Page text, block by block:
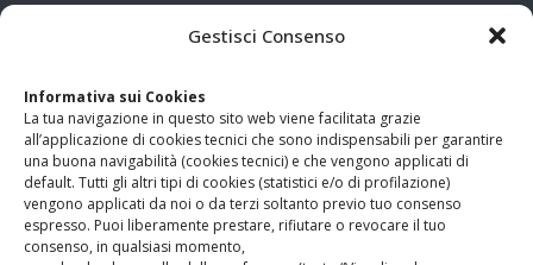
Gestisci Consenso
Informativa sui Cookies
La tua navigazione in questo sito web viene facilitata grazie
all’applicazione di cookies tecnici che sono indispensabili per garantire
una buona navigabilità (cookies tecnici) e che vengono applicati di
default. Tutti gli altri tipi di cookies (statistici e/o di profilazione)
vengono applicati da noi o da terzi soltanto previo tuo consenso
espresso. Puoi liberamente prestare, rifiutare o revocare il tuo
consenso, in qualsiasi momento,
www.odg.toscana.it – testata registrata presso il Tribunale di
Firenze al nr. 5208 dell’ 08.10.2002. Direttore responsabile:
Giampaolo Marchini – C.F. 80005790482
LINK UTILI